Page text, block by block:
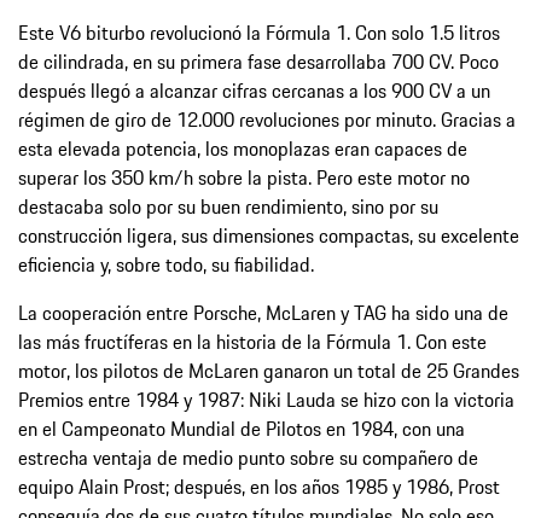
Este V6 biturbo revolucionó la Fórmula 1. Con solo 1.5 litros
de cilindrada, en su primera fase desarrollaba 700 CV. Poco
después llegó a alcanzar cifras cercanas a los 900 CV a un
régimen de giro de 12.000 revoluciones por minuto. Gracias a
esta elevada potencia, los monoplazas eran capaces de
superar los 350 km/h sobre la pista. Pero este motor no
destacaba solo por su buen rendimiento, sino por su
construcción ligera, sus dimensiones compactas, su excelente
eficiencia y, sobre todo, su fiabilidad.
La cooperación entre Porsche, McLaren y TAG ha sido una de
las más fructíferas en la historia de la Fórmula 1. Con este
motor, los pilotos de McLaren ganaron un total de 25 Grandes
Premios entre 1984 y 1987: Niki Lauda se hizo con la victoria
en el Campeonato Mundial de Pilotos en 1984, con una
estrecha ventaja de medio punto sobre su compañero de
equipo Alain Prost; después, en los años 1985 y 1986, Prost